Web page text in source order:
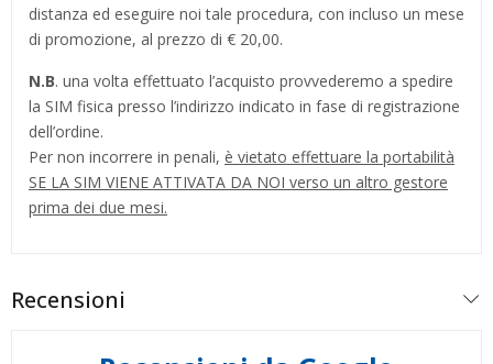
distanza ed eseguire noi tale procedura, con incluso un mese
di promozione, al prezzo di € 20,00.
N.B. una volta effettuato l’acquisto provvederemo a spedire
la SIM fisica presso l’indirizzo indicato in fase di registrazione
dell’ordine.
Per non incorrere in penali, è vietato effettuare la portabilità
SE LA SIM VIENE ATTIVATA DA NOI verso un altro gestore
prima dei due mesi.
Recensioni